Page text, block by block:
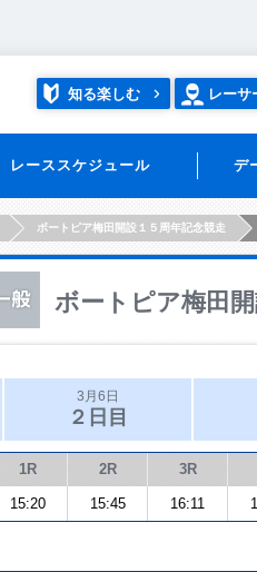
知る楽しむ レーサ
レーススケジュール デ
ボートピア梅田開設１５周年記念競走
ボートピア梅田
3月6日
２日目
1R 2R 3R
15:20 15:45 16:11